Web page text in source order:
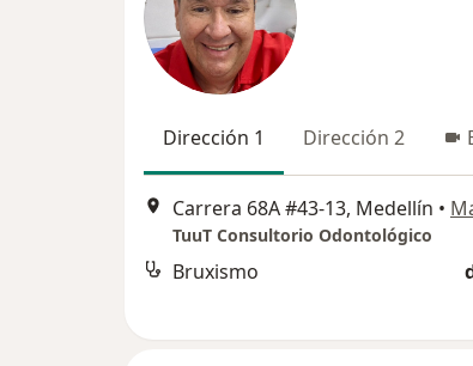
Dirección 1 Dirección 2
Carrera 68A #43-13, Medellín •
TuuT Consultorio Odontológico
Bruxismo